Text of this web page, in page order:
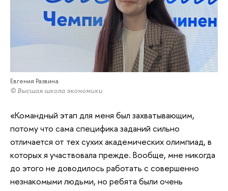
Евгения Развина
© Высшая школа экономики
«Командный этап для меня был захватывающим,
потому что сама специфика заданий сильно
отличается от тех сухих академических олимпиад, в
которых я участвовала прежде. Вообще, мне никогда
до этого не доводилось работать с совершенно
незнакомыми людьми, но ребята были очень